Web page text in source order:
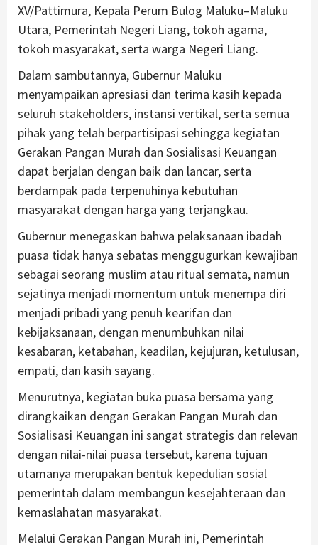
XV/Pattimura, Kepala Perum Bulog Maluku–Maluku
Utara, Pemerintah Negeri Liang, tokoh agama,
tokoh masyarakat, serta warga Negeri Liang.
Dalam sambutannya, Gubernur Maluku
menyampaikan apresiasi dan terima kasih kepada
seluruh stakeholders, instansi vertikal, serta semua
pihak yang telah berpartisipasi sehingga kegiatan
Gerakan Pangan Murah dan Sosialisasi Keuangan
dapat berjalan dengan baik dan lancar, serta
berdampak pada terpenuhinya kebutuhan
masyarakat dengan harga yang terjangkau.
Gubernur menegaskan bahwa pelaksanaan ibadah
puasa tidak hanya sebatas menggugurkan kewajiban
sebagai seorang muslim atau ritual semata, namun
sejatinya menjadi momentum untuk menempa diri
menjadi pribadi yang penuh kearifan dan
kebijaksanaan, dengan menumbuhkan nilai
kesabaran, ketabahan, keadilan, kejujuran, ketulusan,
empati, dan kasih sayang.
Menurutnya, kegiatan buka puasa bersama yang
dirangkaikan dengan Gerakan Pangan Murah dan
Sosialisasi Keuangan ini sangat strategis dan relevan
dengan nilai-nilai puasa tersebut, karena tujuan
utamanya merupakan bentuk kepedulian sosial
pemerintah dalam membangun kesejahteraan dan
kemaslahatan masyarakat.
Melalui Gerakan Pangan Murah ini, Pemerintah